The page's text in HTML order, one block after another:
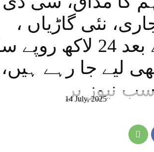
نئی گاڑیاں ،
40ہزار ہر بورڈ میٹنگ کے بعد 24
لیے جا رہے ہیں،
نیوز پر
14 July, 2025